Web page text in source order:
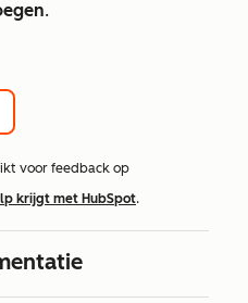
.
voor feedback op
krijgt met HubSpot.